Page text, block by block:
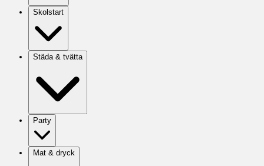
Skolstart
Städa & tvätta
Party
Mat & dryck